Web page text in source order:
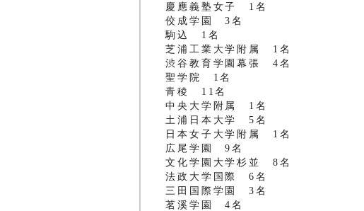
慶應義塾女子 1名
佼成学園 3名
駒込 1名
芝浦工業大学附属 1名
渋谷教育学園幕張 4名
聖学院 1名
青稜 11名
中央大学附属 1名
土浦日本大学 5名
日本女子大学附属 1名
広尾学園 9名
文化学園大学杉並 8名
法政大学国際 6名
三田国際学園 3名
茗溪学園 4名